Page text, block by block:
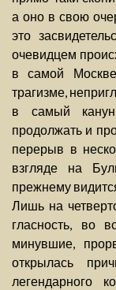
а оно в свою
это
очевидцем
в самой
трагизме,
в самый
продолжать и
перерыв в
взгляде на
прежнему
Лишь на
гласность, во
минувшие,
открылась
легендарного